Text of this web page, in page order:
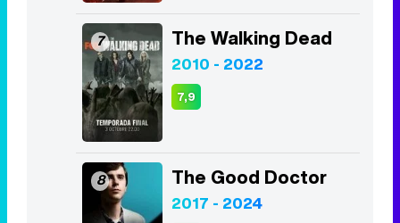
7 The Walking Dead
2010 - 2022
7,9
8 The Good Doctor
2017 - 2024